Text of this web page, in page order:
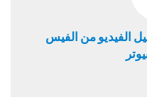
الفيديو من الفيس